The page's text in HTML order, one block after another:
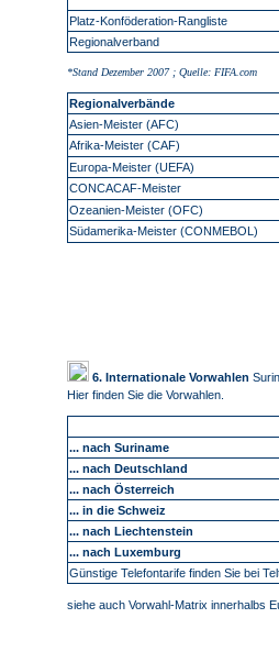
Platz-Konföderation-Rangliste
Regionalverband
*Stand Dezember 2007 ; Quelle: FIFA.com
Regionalverbände
Asien-Meister (AFC)
Afrika-Meister (CAF)
Europa-Meister (UEFA)
CONCACAF-Meister
Ozeanien-Meister (OFC)
Südamerika-Meister (CONMEBOL)
6. Internationale Vorwahlen
Hier finden Sie die Vorwahlen.
... nach Suriname
... nach Deutschland
... nach Österreich
... in die Schweiz
... nach Liechtenstein
... nach Luxemburg
Günstige Telefontarife finden Sie bei
siehe auch Vorwahl-Matrix innerhalbs